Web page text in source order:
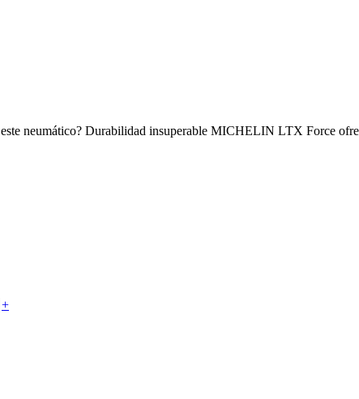
neumático? Durabilidad insuperable MICHELIN LTX Force
+